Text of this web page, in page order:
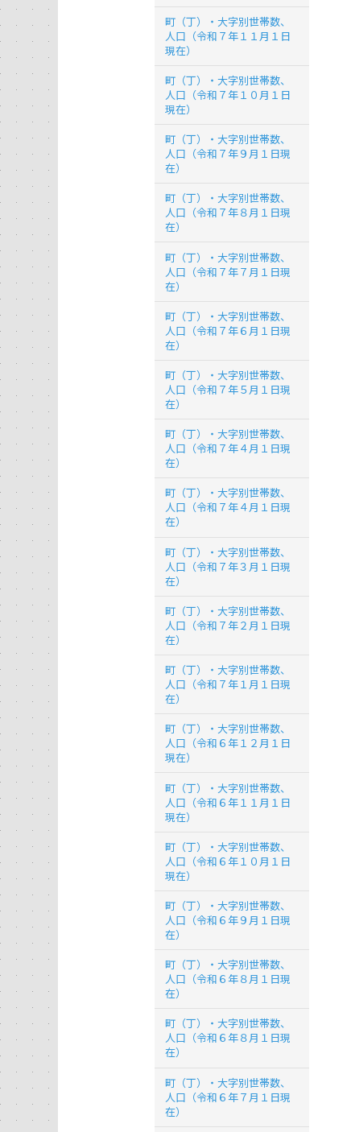
町（丁）・大字別世帯数、
人口（令和７年１１月１日
現在）
町（丁）・大字別世帯数、
人口（令和７年１０月１日
現在）
町（丁）・大字別世帯数、
人口（令和７年９月１日現
在）
町（丁）・大字別世帯数、
人口（令和７年８月１日現
在）
町（丁）・大字別世帯数、
人口（令和７年７月１日現
在）
町（丁）・大字別世帯数、
人口（令和７年６月１日現
在）
町（丁）・大字別世帯数、
人口（令和７年５月１日現
在）
町（丁）・大字別世帯数、
人口（令和７年４月１日現
在）
町（丁）・大字別世帯数、
人口（令和７年４月１日現
在）
町（丁）・大字別世帯数、
人口（令和７年３月１日現
在）
町（丁）・大字別世帯数、
人口（令和７年２月１日現
在）
町（丁）・大字別世帯数、
人口（令和７年１月１日現
在）
町（丁）・大字別世帯数、
人口（令和６年１２月１日
現在）
町（丁）・大字別世帯数、
人口（令和６年１１月１日
現在）
町（丁）・大字別世帯数、
人口（令和６年１０月１日
現在）
町（丁）・大字別世帯数、
人口（令和６年９月１日現
在）
町（丁）・大字別世帯数、
人口（令和６年８月１日現
在）
町（丁）・大字別世帯数、
人口（令和６年８月１日現
在）
町（丁）・大字別世帯数、
人口（令和６年７月１日現
在）